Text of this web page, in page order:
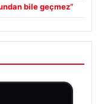
bile geçmez”